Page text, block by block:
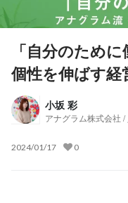
「自分のため
個性を伸ばす経
小坂 彩
アナグラム株式会社 /
2024/01/17 0